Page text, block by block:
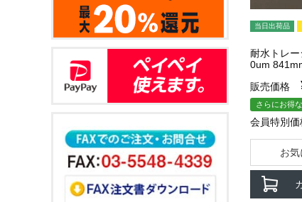
当日出荷品
耐水トレ
0um
販売価格
さらにお得
会員特別価
お